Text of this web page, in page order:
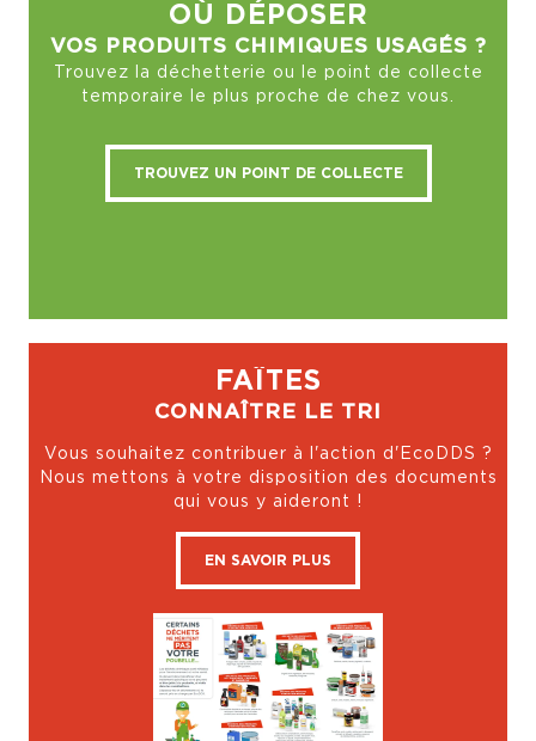
OÙ DÉPOSER
VOS PRODUITS CHIMIQUES USAGÉS ?
Trouvez la déchetterie ou le point de collecte
temporaire le plus proche de chez vous.
TROUVEZ UN POINT DE COLLECTE
FAÎTES
CONNAÎTRE LE TRI
Vous souhaitez contribuer à l'action d'EcoDDS ?
Nous mettons à votre disposition des documents
qui vous y aideront !
EN SAVOIR PLUS